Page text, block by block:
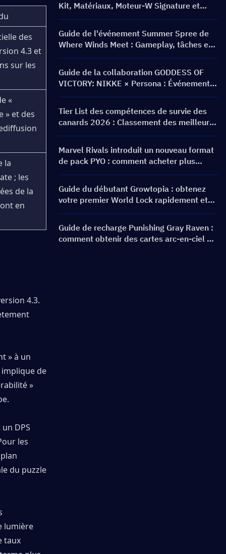
des
4.3 et
sur les
«
» et des
la
; les
de la
en
4.3.
» à un
implique de
»
DPS
les
du puzzle
lumière
taux
Kit, Matériaux, Moteur-W Signature et
Cinéma Mental
Guide de l'événement Summer Spree de
Where Winds Meet : Gameplay, tâches et
récompenses
Guide de la collaboration GODDESS OF
VICTORY: NIKKE × Persona : Événement
PERSONA ON FRONTLINE, personnages,
bannières et récompenses
Tier List des compétences de survie des
canards 2026 : Classement des meilleures
compétences et guide de build
Marvel Rivals introduit un nouveau format
de pack PYO : comment acheter plus
intelligemment lors de la mise à jour de la
boutique de la saison 9.5
Guide du débutant Growtopia : obtenez
votre premier World Lock rapidement et
en toute sécurité
Guide de recharge Punishing Gray Raven :
comment obtenir des cartes arc-en-ciel au